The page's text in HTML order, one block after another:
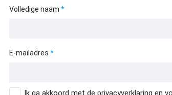
Volledige naam
E-mailadres
Ik ga akkoord met de privacyverklaring en